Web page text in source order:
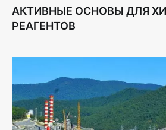
АКТИВНЫЕ ОСНОВЫ ДЛЯ
РЕАГЕНТОВ